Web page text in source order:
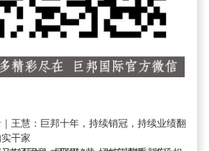
王慧：巨邦十年，持续销冠，持续业绩翻
干家